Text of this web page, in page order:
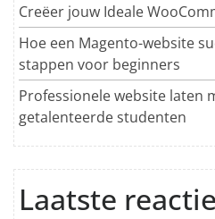
Creëer jouw Ideale
Hoe een Magento-website
stappen voor beginners
Professionele website laten
getalenteerde studenten
Laatste